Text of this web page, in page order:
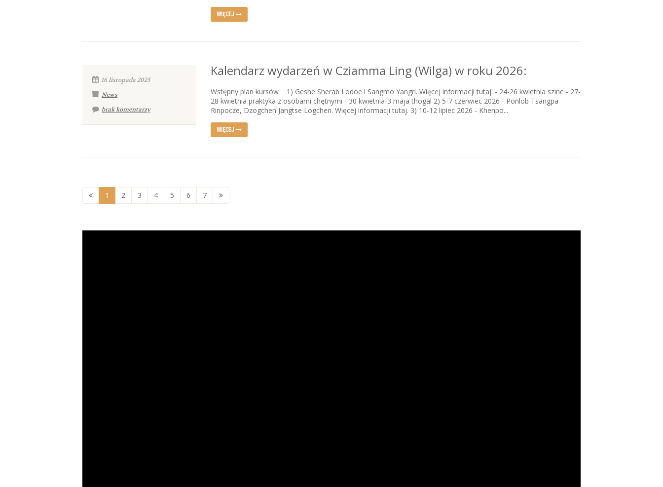
WIĘCEJ
16 listopada 2025
News
brak komentarzy
Kalendarz wydarzeń w Cziamma Ling (Wilga) w roku 2026:
Wstępny plan kursów 1) Geshe Sherab Lodoe i Sangmo Yangri. Więcej informacji tutaj. - 24-26 kwietnia szine - 27-
28 kwietnia praktyka z osobami chętnymi - 30 kwietnia-3 maja thogal 2) 5-7 czerwiec 2026 - Ponlob Tsangpa
Rinpocze, Dzogchen Jangtse Logchen. Więcej informacji tutaj. 3) 10-12 lipiec 2026 - Khenpo...
WIĘCEJ
1 2 3 4 5 6 7